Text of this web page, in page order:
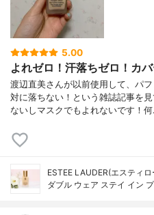
5.00
よれゼロ！汗落ちゼロ！カ
渡辺直美さんが以前使用して、パ
対に落ちない！という雑誌記事を
ないしマスクでもよれないです！
ESTEE LAUDER(エスティロ
ダブル ウェア ステイ イン